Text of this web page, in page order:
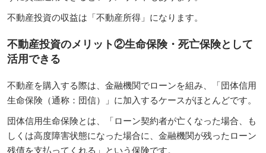
不動産投資の収益は「不動産所得」になります。
不動産投資のメリット②生命保険・死亡保険として
活用できる
不動産を購入する際は、金融機関でローンを組み、「団体信用
生命保険（通称：団信）」に加入するケースがほとんどです。
団体信用生命保険とは、「ローン契約者が亡くなった場合、も
しくは高度障害状態になった場合に、金融機関が残ったローン
残債を支払ってくれる」という保険です。